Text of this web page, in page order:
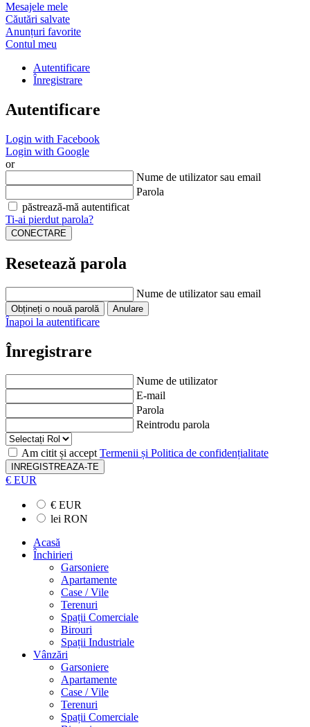
Mesajele mele
Căutări salvate
Anunțuri favorite
Contul meu
Autentificare
Înregistrare
Autentificare
Login with Facebook
Login with Google
or
Nume de utilizator sau email
Parola
păstrează-mă autentificat
Ti-ai pierdut parola?
Resetează parola
Nume de utilizator sau email
Înapoi la autentificare
Înregistrare
Nume de utilizator
E-mail
Parola
Reintrodu parola
Am citit și acceptTermenii și Politica de confidențialitate
INREGISTREAZA-TE
€ EUR
€ EUR
lei RON
Acasă
Închirieri
Garsoniere
Apartamente
Case / Vile
Terenuri
Spații Comerciale
Birouri
Spații Industriale
Vânzări
Garsoniere
Apartamente
Case / Vile
Terenuri
Spații Comerciale